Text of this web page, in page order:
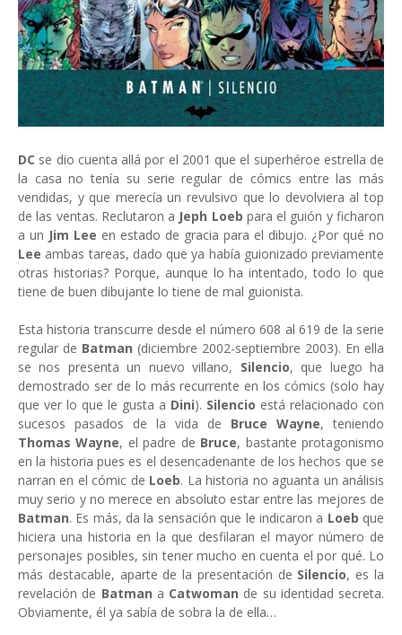
DC se dio cuenta allá por el 2001 que el superhéroe estrella de
la casa no tenía su serie regular de cómics entre las más
vendidas, y que merecía un revulsivo que lo devolviera al top
de las ventas. Reclutaron a Jeph Loeb para el guión y ficharon
a un Jim Lee en estado de gracia para el dibujo. ¿Por qué no
Lee ambas tareas, dado que ya había guionizado previamente
otras historias? Porque, aunque lo ha intentado, todo lo que
tiene de buen dibujante lo tiene de mal guionista.
Esta historia transcurre desde el número 608 al 619 de la serie
regular de Batman (diciembre 2002-septiembre 2003). En ella
se nos presenta un nuevo villano, Silencio, que luego ha
demostrado ser de lo más recurrente en los cómics (solo hay
que ver lo que le gusta a Dini). Silencio está relacionado con
sucesos pasados de la vida de Bruce Wayne, teniendo
Thomas Wayne, el padre de Bruce, bastante protagonismo
en la historia pues es el desencadenante de los hechos que se
narran en el cómic de Loeb. La historia no aguanta un análisis
muy serio y no merece en absoluto estar entre las mejores de
Batman. Es más, da la sensación que le indicaron a Loeb que
hiciera una historia en la que desfilaran el mayor número de
personajes posibles, sin tener mucho en cuenta el por qué. Lo
más destacable, aparte de la presentación de Silencio, es la
revelación de Batman a Catwoman de su identidad secreta.
Obviamente, él ya sabía de sobra la de ella…